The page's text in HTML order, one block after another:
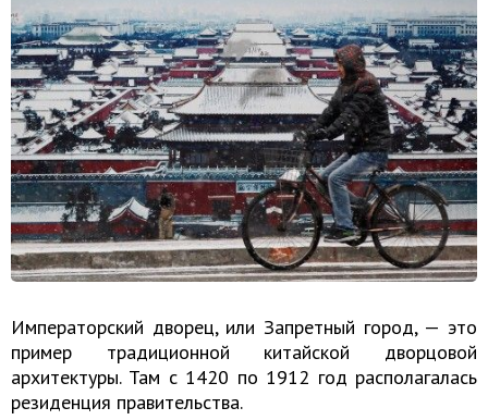
Императорский дворец, или Запретный город, — это
пример традиционной китайской дворцовой
архитектуры. Там с 1420 по 1912 год располагалась
резиденция правительства.